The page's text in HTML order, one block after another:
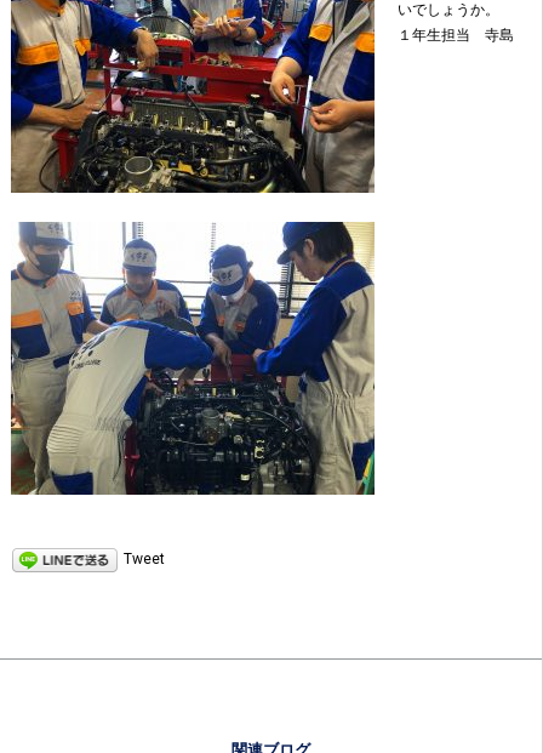
いでしょうか。
１年生担当 寺島
Tweet